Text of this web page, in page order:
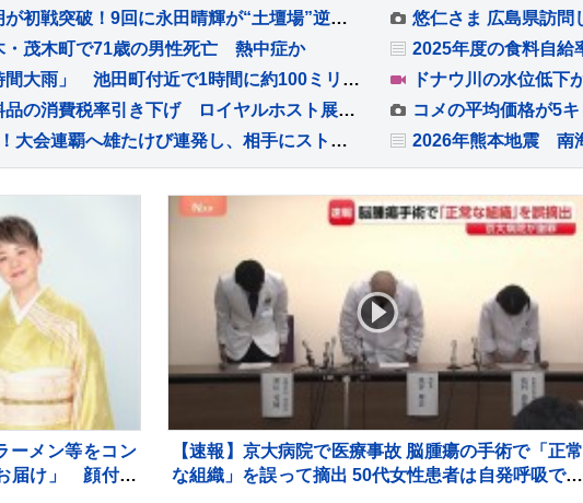
【甲子園】初出場の熊本・有明が初戦突破！9回に永田晴輝が“土壇場”逆転打 立命館宇治破り聖地で初白星
茂木町で71歳の男性死亡 熱中症か
【速報】長野県に「記録的短時間大雨」 池田町付近で1時間に約100ミリの猛烈な雨 災害警戒 7日18:23時点
「受けるんじゃないかな」食料品の消費税率引き下げ ロイヤルホスト展開のロイヤルHD社長が影響懸念 テイクアウトや店頭販売など強化へ
前回王者・張本智和が8強入り！大会連覇へ雄たけび連発し、相手にストレートの快勝【WTTチャンピオンズ横浜】
ーメン等をコン
届け」 顔付き
【速報】京大病院で医療事故 脳腫瘍の手術で「正常
な組織」を誤って摘出 50代女性患者は自発呼吸でき